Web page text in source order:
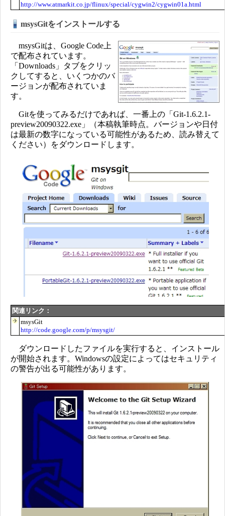
http://www.atmarkit.co.jp/flinux/special/cygwin2/cygwin01a.html
msysGitをインストールする
msysGitは、Google Code上
で配布されています。
「Downloads」タブをクリッ
クしてすると、いくつかのバ
ージョンが配布されていま
す。
Gitを使ってみるだけであれば、一番上の「Git-1.6.2.1-
preview20090322.exe」（本稿執筆時点。バージョンや日付
は最新の数字になっている可能性があるため、読み替えて
ください）をダウンロードします。
関連リンク：
msysGit
http://code.google.com/p/msysgit/
ダウンロードしたファイルを実行すると、インストール
が開始されます。Windowsの設定によってはセキュリティ
の警告が出る可能性があります。